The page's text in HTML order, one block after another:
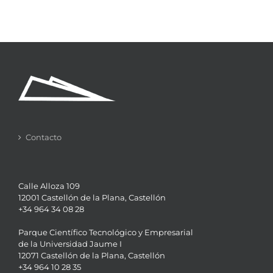
Contacto
Calle Alloza 109
12001 Castellón de la Plana, Castellón
+34 964 34 08 28
Parque Científico Tecnológico y Empresarial
de la Universidad Jaume I
12071 Castellón de la Plana, Castellón
+34 964 10 28 35